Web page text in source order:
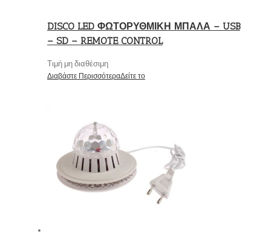
DISCO LED ΦΩΤΟΡΥΘΜΙΚΗ ΜΠΑΛΑ – USB
– SD – REMOTE CONTROL
Τιμή μη διαθέσιμη
Διαβάστε ΠερισσότεραΔείτε το